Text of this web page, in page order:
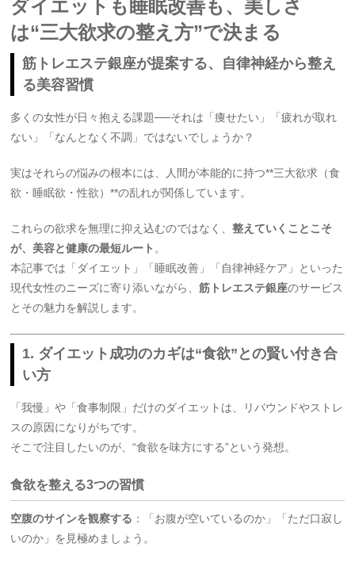
ダイエットも睡眠改善も、美しさ
は“三大欲求の整え方”で決まる
筋トレエステ銀座が提案する、自律神経から整え
る美容習慣
多くの女性が日々抱える課題──それは「痩せたい」「疲れが取れ
ない」「なんとなく不調」ではないでしょうか？
実はそれらの悩みの根本には、人間が本能的に持つ**三大欲求（食
欲・睡眠欲・性欲）**の乱れが関係しています。
これらの欲求を無理に抑え込むのではなく、整えていくことこそ
が、美容と健康の最短ルート 。
本記事では「ダイエット」「睡眠改善」「自律神経ケア」といった
現代女性のニーズに寄り添いながら、筋トレエステ銀座のサービス
とその魅力を解説します。
1. ダイエット成功のカギは“食欲”との賢い付き合
い方
「我慢」や「食事制限」だけのダイエットは、リバウンドやストレ
スの原因になりがちです。
そこで注目したいのが、“食欲を味方にする”という発想。
食欲を整える3つの習慣
空腹のサインを観察する ：「お腹が空いているのか」「ただ口寂し
いのか」を見極めましょう。